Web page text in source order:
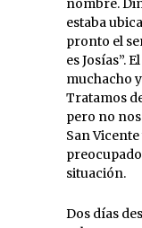
nombre.
estaba
pronto el
es Josías”.
muchacho
Tratamos
pero no
San
situación.
Dos días